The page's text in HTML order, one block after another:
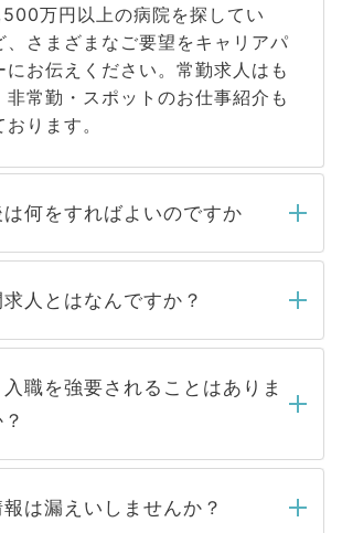
万円以上の病院を探してい
、さまざまなご要望をキャリアパ
にお伝えください。常勤求人はも
非常勤・スポットのお仕事紹介も
ります。
何をすればよいのですか
ただきましたら、弊社担当者がご
を確認し、その後メールもしくは
常、5営業日以内にはご連絡をせて
ますので、しばらくお待ちくださ
人とはなんですか？
DOCTORで取り扱っている求人の
割は、Webサイトからご覧いただ
非公開求人」です。非公開求人は
由によって、一般には公開してい
到を避けるため 人気のある医療機
職を強要されることはありま
職を強要することは一切ありませ
、仮に応募先から内定をいただい
は漏えいしませんか？